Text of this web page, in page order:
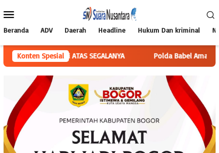
ke
Mobile
Beranda ADV Daerah Headline Hukum Dan kriminal
Konten Spesial
INI, di ATAS SEGALANYA Polda Babel Amankan Pria Di